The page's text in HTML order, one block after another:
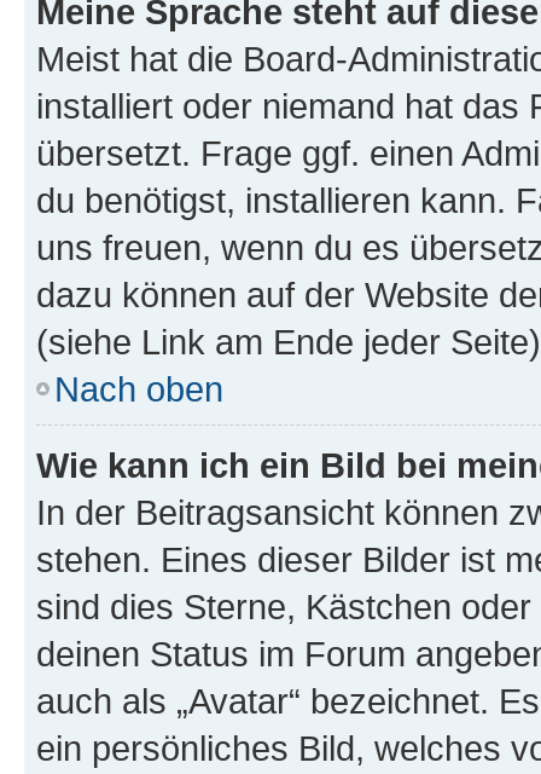
Meine Sprache steht auf
Meist hat die Board-
installiert oder niemand hat das
übersetzt. Frage ggf. einen
du benötigst, installieren kann.
uns freuen, wenn du es
dazu können auf der Website
(siehe Link am Ende jeder
Nach oben
Wie kann ich ein Bild bei
In der Beitragsansicht können
stehen. Eines dieser Bilder ist
sind dies Sterne, Kästchen
deinen Status im Forum
auch als „Avatar“ bezeichnet.
ein persönliches Bild, welches